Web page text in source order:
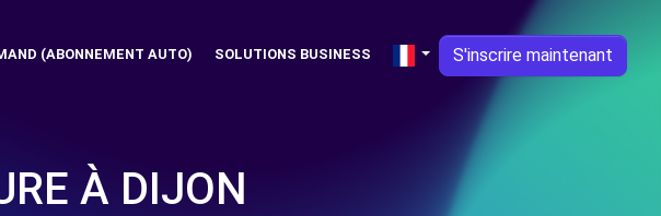
(ABONNEMENT AUTO) SOLUTIONS BUSINESS S'inscrire maintenant
À DIJON